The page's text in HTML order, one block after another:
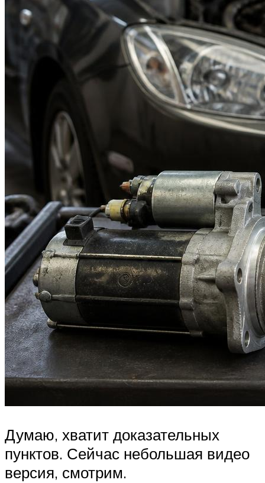
Думаю, хватит доказательных
пунктов. Сейчас небольшая видео
версия, смотрим.